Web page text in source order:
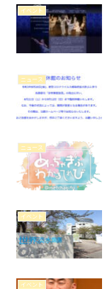
イベント
ニュース
ニュース
イベント
イベント